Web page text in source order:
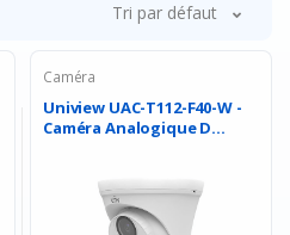
Tri par défaut
Caméra
Uniview UAC-T112-F40-W -
Caméra Analogique D...